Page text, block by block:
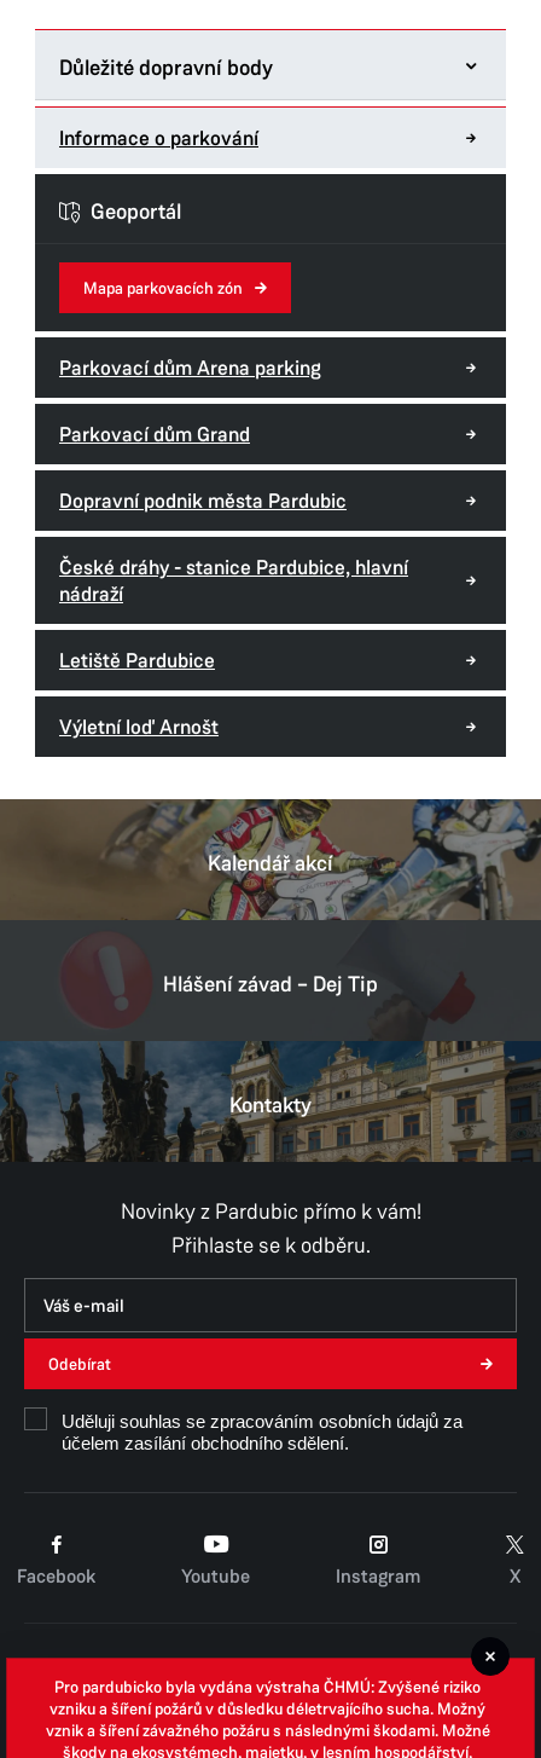
Důležité dopravní body
Informace o parkování
Geoportál
Mapa parkovacích zón
Parkovací dům Arena parking
Parkovací dům Grand
Dopravní podnik města Pardubic
České dráhy - stanice Pardubice, hlavní
nádraží
Letiště Pardubice
Výletní loď Arnošt
Kalendář akcí
Hlášení závad – Dej Tip
Kontakty
Novinky z Pardubic přímo k vám!
Přihlaste se k odběru.
Odebírat
Uděluji souhlas se zpracováním osobních údajů za
účelem zasílání obchodního sdělení.
Facebook Youtube Instagram X
Zpracování osobních údajů
Whistleblowing
Pro pardubicko byla vydána výstraha ČHMÚ: Zvýšené riziko
vzniku a šíření požárů v důsledku déletrvajícího sucha. Možný
vznik a šíření závažného požáru s následnými škodami. Možné
škody na ekosystémech, majetku, v lesním hospodářství,